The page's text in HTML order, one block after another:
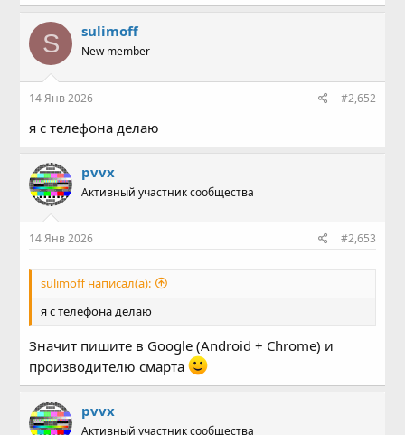
S sulimoff
New member
14 Янв 2026 #2,652
я с телефона делаю
pvvx
Активный участник сообщества
14 Янв 2026 #2,653
sulimoff написал(а):
я с телефона делаю
Значит пишите в Google (Android + Chrome) и
производителю смарта
pvvx
Активный участник сообщества